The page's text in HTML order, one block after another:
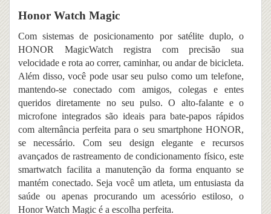
Honor Watch Magic
Com sistemas de posicionamento por satélite duplo, o
HONOR MagicWatch registra com precisão sua
velocidade e rota ao correr, caminhar, ou andar de bicicleta.
Além disso, você pode usar seu pulso como um telefone,
mantendo-se conectado com amigos, colegas e entes
queridos diretamente no seu pulso. O alto-falante e o
microfone integrados são ideais para bate-papos rápidos
com alternância perfeita para o seu smartphone HONOR,
se necessário. Com seu design elegante e recursos
avançados de rastreamento de condicionamento físico, este
smartwatch facilita a manutenção da forma enquanto se
mantém conectado. Seja você um atleta, um entusiasta da
saúde ou apenas procurando um acessório estiloso, o
Honor Watch Magic é a escolha perfeita.